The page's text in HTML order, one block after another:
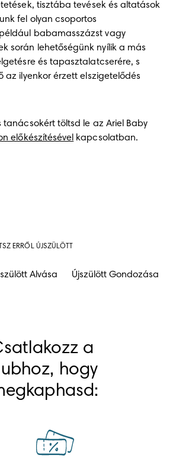
tisztába tevések és altatások
fel olyan csoportos
babamasszázst vagy
során lehetőségünk nyílik a más
és tapasztalatcserére, s
az ilyenkor érzett elszigetelődés
tanácsokért töltsd le az Ariel Baby
előkészítésével
ERRŐL ÚJSZÜLÖTT
Alvása Újszülött Gondozása
a
hogy